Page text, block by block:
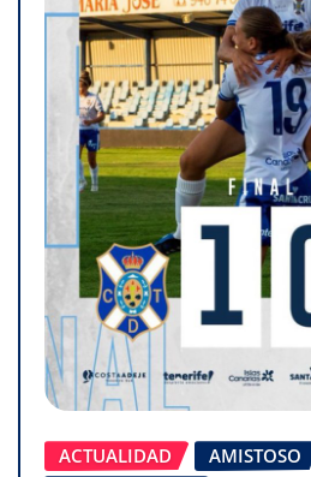
ACTUALIDAD
AMISTOSO